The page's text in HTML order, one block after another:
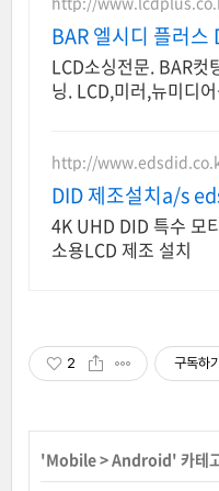
BAR 엘시디 플러스
LCD소싱전문. BAR컷
닝. LCD,미러,뉴미디
http://
DID 제조설치a/s
4K UHD DID 특수 모
소용LCD 제조 설치
2 구독하
'Mobile>Android' 카테